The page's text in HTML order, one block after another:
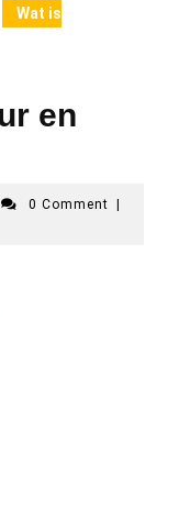
Wat is
en
0 Comment